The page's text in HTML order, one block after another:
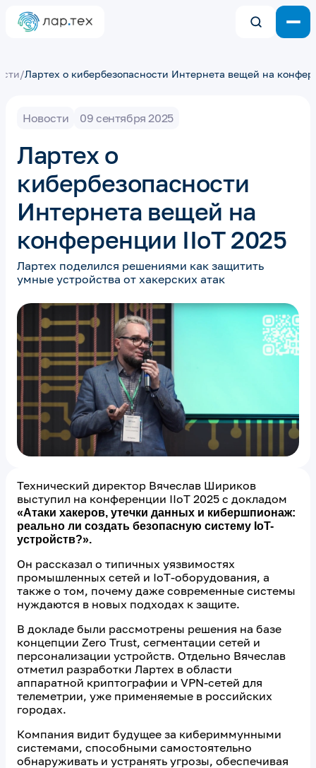
/Лартех о кибербезопасности Интернета вещей на
Новости 09 сентября 2025
Лартех о
кибербезопасности
Интернета вещей на
конференции IIoT 2025
Лартех поделился решениями как защитить
умные устройства от хакерских атак
Технический директор Вячеслав Шириков
выступил на конференции IIoT 2025 с докладом
«Атаки хакеров, утечки данных и кибершпионаж:
реально ли создать безопасную систему IoT-
устройств?».
Он рассказал о типичных уязвимостях
промышленных сетей и IoT-оборудования, а
также о том, почему даже современные системы
нуждаются в новых подходах к защите.
В докладе были рассмотрены решения на базе
концепции Zero Trust, сегментации сетей и
персонализации устройств. Отдельно Вячеслав
отметил разработки Лартех в области
аппаратной криптографии и VPN-сетей для
телеметрии, уже применяемые в российских
городах.
Компания видит будущее за кибериммунными
системами, способными самостоятельно
обнаруживать и устранять угрозы, обеспечивая